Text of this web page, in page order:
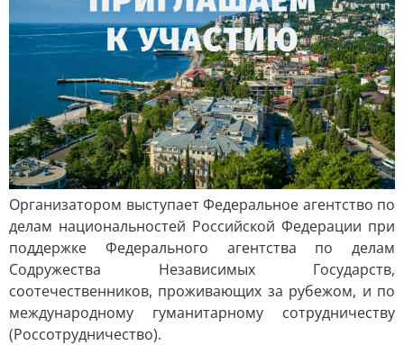
Организатором выступает Федеральное агентство по
делам национальностей Российской Федерации при
поддержке Федерального агентства по делам
Содружества Независимых Государств,
соотечественников, проживающих за рубежом, и по
международному гуманитарному сотрудничеству
(Россотрудничество).